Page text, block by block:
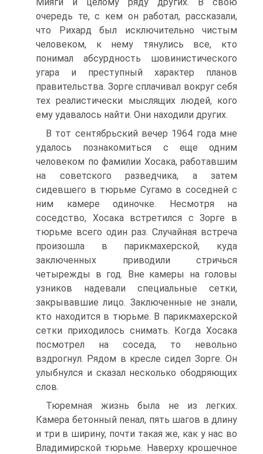
очередь те, с кем он работал, рассказали,
что Рихард был исключительно чистым
человеком, к нему тянулись все, кто
понимал абсурдность шовинистического
угара и преступный характер планов
правительства. Зорге сплачивал вокруг себя
тех реалистически мыслящих людей, кого
ему удавалось найти. Они находили других.
В тот сентябрьский вечер 1964 года мне
удалось познакомиться с еще одним
человеком по фамилии Хосака, работавшим
на советского разведчика, а затем
сидевшего в тюрьме Сугамо в соседней с
ним камере одиночке. Несмотря на
соседство, Хосака встретился с Зорге в
тюрьме всего один раз. Случайная встреча
произошла в парикмахерской, куда
заключенных приводили стричься
четырежды в год. Вне камеры на головы
узников надевали специальные сетки,
закрывавшие лицо. Заключенные не знали,
кто находится в тюрьме. В парикмахерской
сетки приходилось снимать. Когда Хосака
посмотрел на соседа, то невольно
вздрогнул. Рядом в кресле сидел Зорге. Он
улыбнулся и сказал несколько ободряющих
слов.
Тюремная жизнь была не из легких.
Камера бетонный пенал, пять шагов в длину
и три в ширину, почти такая же, как у нас во
Владимирской тюрьме. Наверху крошечное